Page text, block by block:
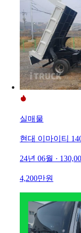
실매물
현대 이마이티
24년 06월 ·
4,200만원